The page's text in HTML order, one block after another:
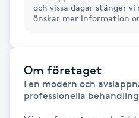
Hårbottenbehandling
Hårförlängning
Hårvård
och vissa dagar stänger vi
önskar mer information
Om företaget
I en modern och
professionella